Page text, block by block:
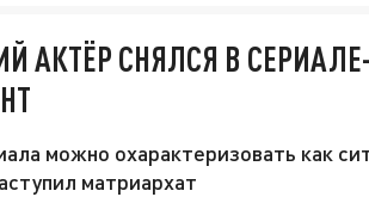
АКТЁР СНЯЛСЯ В
можно охарактеризовать как
матриархат